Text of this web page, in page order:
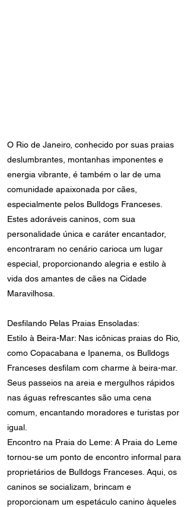
O Rio de Janeiro, conhecido por suas praias
deslumbrantes, montanhas imponentes e
energia vibrante, é também o lar de uma
comunidade apaixonada por cães,
especialmente pelos Bulldogs Franceses.
Estes adoráveis caninos, com sua
personalidade única e caráter encantador,
encontraram no cenário carioca um lugar
especial, proporcionando alegria e estilo à
vida dos amantes de cães na Cidade
Maravilhosa.
Desfilando Pelas Praias Ensoladas:
Estilo à Beira-Mar: Nas icônicas praias do Rio,
como Copacabana e Ipanema, os Bulldogs
Franceses desfilam com charme à beira-mar.
Seus passeios na areia e mergulhos rápidos
nas águas refrescantes são uma cena
comum, encantando moradores e turistas por
igual.
Encontro na Praia do Leme: A Praia do Leme
tornou-se um ponto de encontro informal para
proprietários de Bulldogs Franceses. Aqui, os
caninos se socializam, brincam e
proporcionam um espetáculo canino àqueles